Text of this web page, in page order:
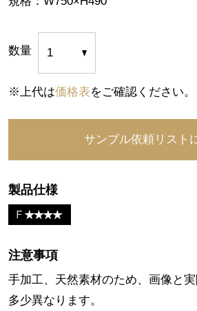
数量
※上代は価格表をご確認ください。
製品仕様
注意事項
手加工、天然素材のため、画像と
多少異なります。